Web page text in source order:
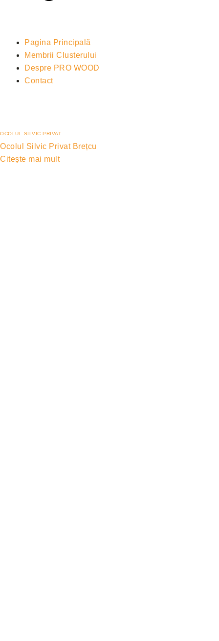
Pagina Principală
Membrii Clusterului
Despre PRO WOOD
Contact
OCOLUL SILVIC PRIVAT
Ocolul Silvic Privat Brețcu
Citește mai mult